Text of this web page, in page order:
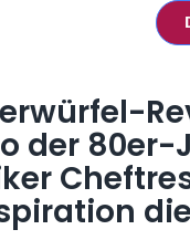
der 80er-